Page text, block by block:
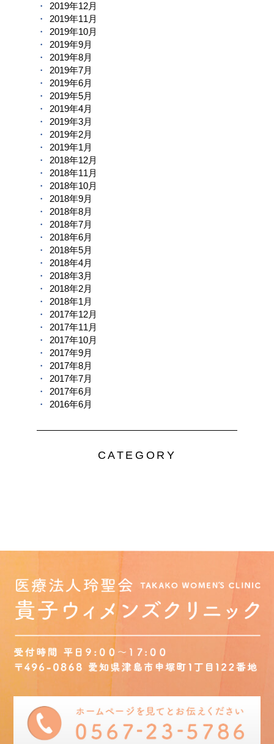
2019年12月
2019年11月
2019年10月
2019年9月
2019年8月
2019年7月
2019年6月
2019年5月
2019年4月
2019年3月
2019年2月
2019年1月
2018年12月
2018年11月
2018年10月
2018年9月
2018年8月
2018年7月
2018年6月
2018年5月
2018年4月
2018年3月
2018年2月
2018年1月
2017年12月
2017年11月
2017年10月
2017年9月
2017年8月
2017年7月
2017年6月
2016年6月
CATEGORY